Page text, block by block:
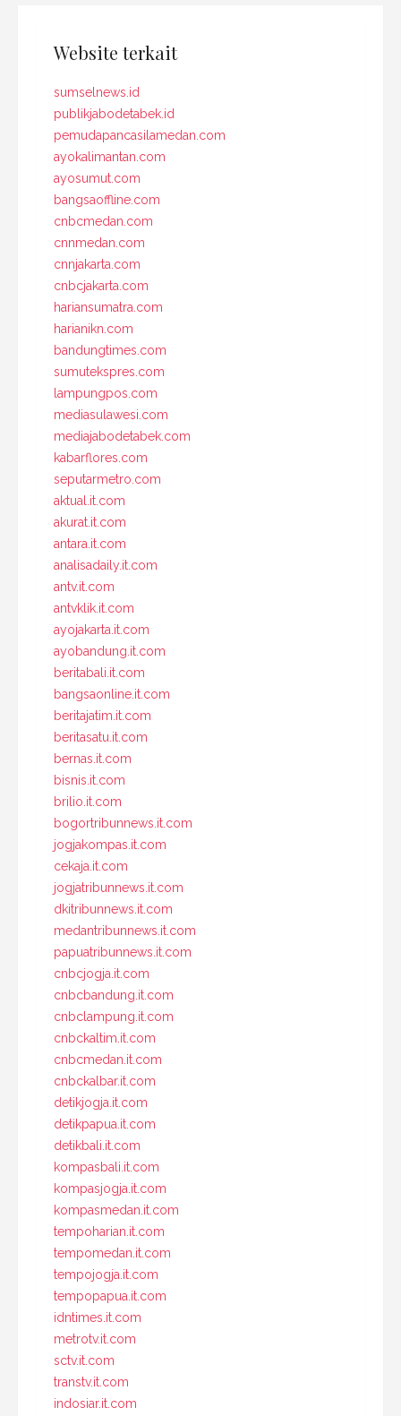
Website terkait
sumselnews.id
publikjabodetabek.id
pemudapancasilamedan.com
ayokalimantan.com
ayosumut.com
bangsaoffline.com
cnbcmedan.com
cnnmedan.com
cnnjakarta.com
cnbcjakarta.com
hariansumatra.com
harianikn.com
bandungtimes.com
sumutekspres.com
lampungpos.com
mediasulawesi.com
mediajabodetabek.com
kabarflores.com
seputarmetro.com
aktual.it.com
akurat.it.com
antara.it.com
analisadaily.it.com
antv.it.com
antvklik.it.com
ayojakarta.it.com
ayobandung.it.com
beritabali.it.com
bangsaonline.it.com
beritajatim.it.com
beritasatu.it.com
bernas.it.com
bisnis.it.com
brilio.it.com
bogortribunnews.it.com
jogjakompas.it.com
cekaja.it.com
jogjatribunnews.it.com
dkitribunnews.it.com
medantribunnews.it.com
papuatribunnews.it.com
cnbcjogja.it.com
cnbcbandung.it.com
cnbclampung.it.com
cnbckaltim.it.com
cnbcmedan.it.com
cnbckalbar.it.com
detikjogja.it.com
detikpapua.it.com
detikbali.it.com
kompasbali.it.com
kompasjogja.it.com
kompasmedan.it.com
tempoharian.it.com
tempomedan.it.com
tempojogja.it.com
tempopapua.it.com
idntimes.it.com
metrotv.it.com
sctv.it.com
transtv.it.com
indosiar.it.com